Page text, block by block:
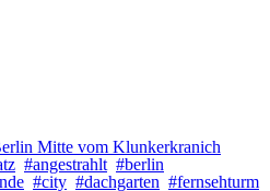
Mitte vom Klunkerkranich
#angestrahlt #berlin
#city #dachgarten #fernsehturm